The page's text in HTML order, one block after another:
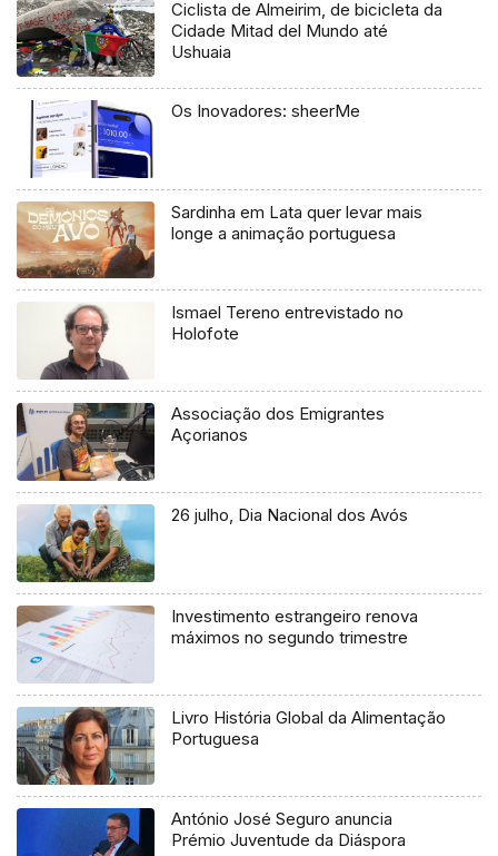
Ciclista de Almeirim, de bicicleta da
Cidade Mitad del Mundo até
Ushuaia
Os Inovadores: sheerMe
Sardinha em Lata quer levar mais
longe a animação portuguesa
Ismael Tereno entrevistado no
Holofote
Associação dos Emigrantes
Açorianos
26 julho, Dia Nacional dos Avós
Investimento estrangeiro renova
máximos no segundo trimestre
Livro História Global da Alimentação
Portuguesa
António José Seguro anuncia
Prémio Juventude da Diáspora